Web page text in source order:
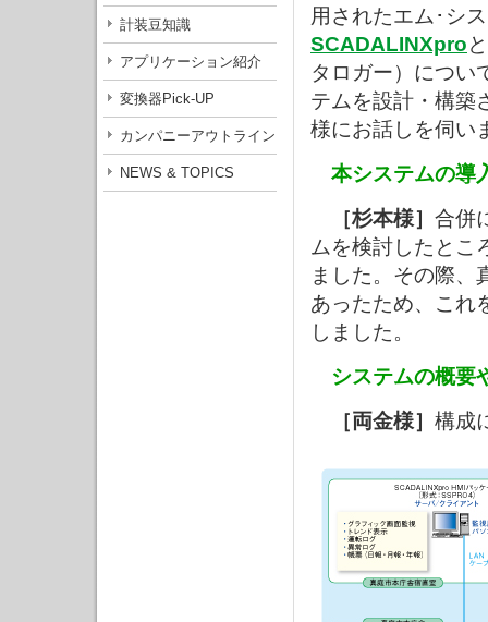
計装豆知識
アプリケーション紹介
変換器Pick-UP
カンパニーアウトライン
NEWS & TOPICS
用されたエム･シ
SCADALINXproと
タロガー）につい
テムを設計・構築
様にお話しを伺い
本システムの導
［杉本様］ 合併
ムを検討したとこ
ました。その際、
あったため、これ
しました。
システムの概要
［両金様］ 構成